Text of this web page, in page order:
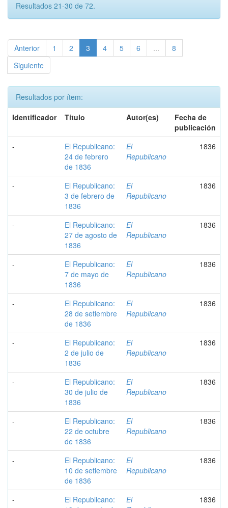
Resultados 21-30 de 72.
Anterior 1 2 3 4 5 6 ...
8
Siguiente
Resultados por ítem:
Identificador
Título Autor(es)
Fecha de
publicación
-
El Republicano:
24 de febrero
de 1836
El
Republicano
1836
-
El Republicano:
3 de febrero de
1836
El
Republicano
1836
-
El Republicano:
27 de agosto de
1836
El
Republicano
1836
-
El Republicano:
7 de mayo de
1836
El
Republicano
1836
-
El Republicano:
28 de setiembre
de 1836
El
Republicano
1836
-
El Republicano:
2 de julio de
1836
El
Republicano
1836
-
El Republicano:
30 de julio de
1836
El
Republicano
1836
-
El Republicano:
22 de octubre
de 1836
El
Republicano
1836
-
El Republicano:
10 de setiembre
de 1836
El
Republicano
1836
-
El Republicano:
El
1836